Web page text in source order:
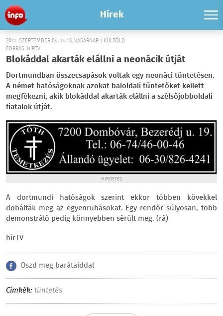
Hírek
2011. SZEPTEMBER 04. 14:13, VASÁRNAP | KÜLFÖLD
FORRÁS: HÍRTV
Blokáddal akarták elállni a neonácik útját
Dortmundban összecsapások voltak egy neonáci tüntetésen.
A német hatóságoknak azokat baloldali tüntetőket kellett
megfékezni, akik blokáddal akarták elállni a szélsőjobboldali
fiatalok útját.
HIRDETÉS
A dortmundi hatóságok szerint ekkor többen kövekkel
dobálták meg az egyenruhásokat. Egy rendőr súlyosan, több
demonstráló pedig könnyebben sérült meg. (rá)
hírTV
Oszd meg barátaiddal
Címkék: tüntetés